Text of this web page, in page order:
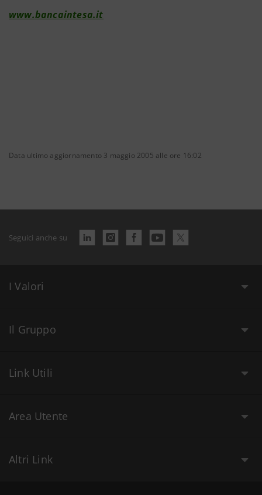
www.bancaintesa.it
Data ultimo aggiornamento 3 maggio 2005 alle ore 16:02
Seguici anche su
I Valori
Il Gruppo
Link Utili
Area Utente
Altri Link